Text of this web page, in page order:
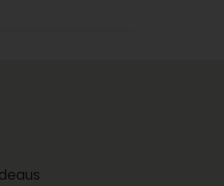
in jouw
je cadeau
kaartjes en